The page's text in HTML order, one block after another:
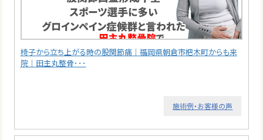
椅子から立ち上がる時の股関節痛｜福岡県朝倉市杷木町からも来
院｜田主丸整骨･･･
施術例・お客様の声